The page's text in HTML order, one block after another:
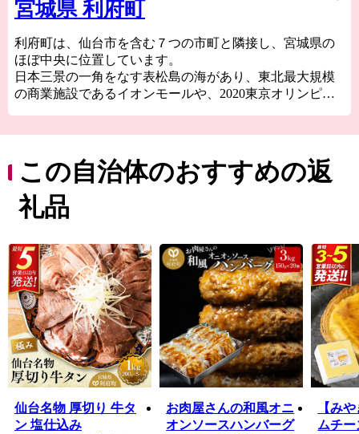
宮城県 利府町
利府町は、仙台市を含む７つの市町と隣接し、宮城県の
ほぼ中央に位置しています。
日本三景の一角をなす表松島の海があり、東北最大規模
の商業施設であるイオンモールや、2020東京オリンピッ
ジアムとなる楽天イーグルス利府球場（中央公園野球
場）などがあり、自然・文化・産業が調和した町です。
この自治体のおすすめの返
礼品
仙台名物 厚切り 牛タ
ン 塩仕込み
お肉屋さんの和風オニ
オンソースハンバーグ
【み
ムチ